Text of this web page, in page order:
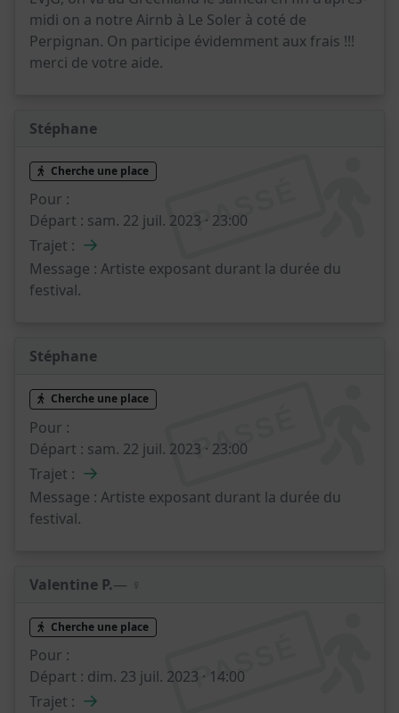
midi on a notre Airnb à Le Soler à coté de
Perpignan. On participe évidemment aux frais !!!
merci de votre aide.
Stéphane
PASSÉ
Cherche une place
Pour :
Départ : sam. 22 juil. 2023 · 23:00
Trajet : →
Message : Artiste exposant durant la durée du
festival.
Stéphane
PASSÉ
Cherche une place
Pour :
Départ : sam. 22 juil. 2023 · 23:00
Trajet : →
Message : Artiste exposant durant la durée du
festival.
Valentine P.— ♀️
PASSÉ
Cherche une place
Pour :
Départ : dim. 23 juil. 2023 · 14:00
Trajet : →